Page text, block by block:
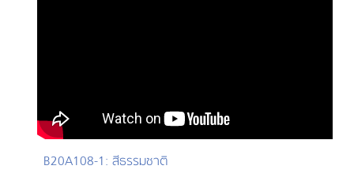
B20A108-1: สีธรรมชาติ